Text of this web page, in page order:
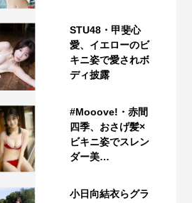
STU48・甲斐心
愛、イエローのビ
キニ姿で愛されボ
ディ披露
#Mooove!・赤間
四季、おさげ髪×
ビキニ姿でスレン
ダー美…
小日向結衣らグラ